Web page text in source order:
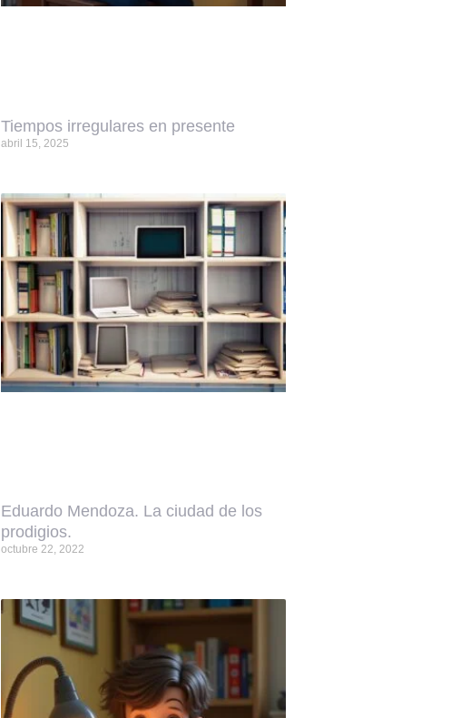
Tiempos irregulares en presente
abril 15, 2025
Eduardo Mendoza. La ciudad de los
prodigios.
octubre 22, 2022